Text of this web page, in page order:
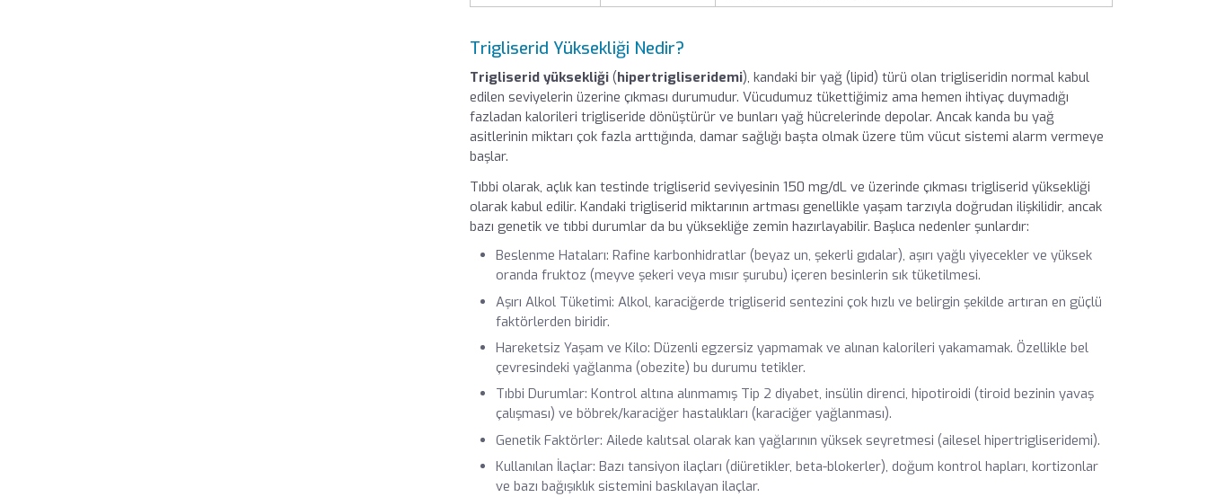
Trigliserid Yüksekliği Nedir?
Trigliserid yüksekliği(hipertrigliseridemi), kandaki bir yağ (lipid) türü olan trigliseridin normal kabul
edilen seviyelerin üzerine çıkması durumudur. Vücudumuz tükettiğimiz ama hemen ihtiyaç duymadığı
fazladan kalorileri trigliseride dönüştürür ve bunları yağ hücrelerinde depolar. Ancak kanda bu yağ
asitlerinin miktarı çok fazla arttığında, damar sağlığı başta olmak üzere tüm vücut sistemi alarm vermeye
başlar.
Tıbbi olarak, açlık kan testinde trigliserid seviyesinin 150 mg/dL ve üzerinde çıkması trigliserid yüksekliği
olarak kabul edilir. Kandaki trigliserid miktarının artması genellikle yaşam tarzıyla doğrudan ilişkilidir, ancak
bazı genetik ve tıbbi durumlar da bu yüksekliğe zemin hazırlayabilir. Başlıca nedenler şunlardır:
Beslenme Hataları: Rafine karbonhidratlar (beyaz un, şekerli gıdalar), aşırı yağlı yiyecekler ve yüksek
oranda fruktoz (meyve şekeri veya mısır şurubu) içeren besinlerin sık tüketilmesi.
Aşırı Alkol Tüketimi: Alkol, karaciğerde trigliserid sentezini çok hızlı ve belirgin şekilde artıran en güçlü
faktörlerden biridir.
Hareketsiz Yaşam ve Kilo: Düzenli egzersiz yapmamak ve alınan kalorileri yakamamak. Özellikle bel
çevresindeki yağlanma (obezite) bu durumu tetikler.
Tıbbi Durumlar: Kontrol altına alınmamış Tip 2 diyabet, insülin direnci, hipotiroidi (tiroid bezinin yavaş
çalışması) ve böbrek/karaciğer hastalıkları (karaciğer yağlanması).
Genetik Faktörler: Ailede kalıtsal olarak kan yağlarının yüksek seyretmesi (ailesel hipertrigliseridemi).
Kullanılan İlaçlar: Bazı tansiyon ilaçları (diüretikler, beta-blokerler), doğum kontrol hapları, kortizonlar
ve bazı bağışıklık sistemini baskılayan ilaçlar.